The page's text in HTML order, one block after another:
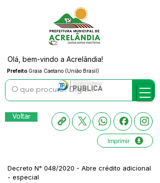
Prefeito Graia Caetano (União Brasil)
Olá, bem-vindo a Acrelândia!
Voltar
Imprimir
Decreto N° 048/2020 - Abre crédito adicional
- especial